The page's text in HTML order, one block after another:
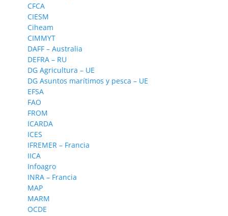
CFCA
CIESM
Ciheam
CIMMYT
DAFF – Australia
DEFRA – RU
DG Agricultura – UE
DG Asuntos marítimos y pesca – UE
EFSA
FAO
FROM
ICARDA
ICES
IFREMER – Francia
IICA
Infoagro
INRA – Francia
MAP
MARM
OCDE